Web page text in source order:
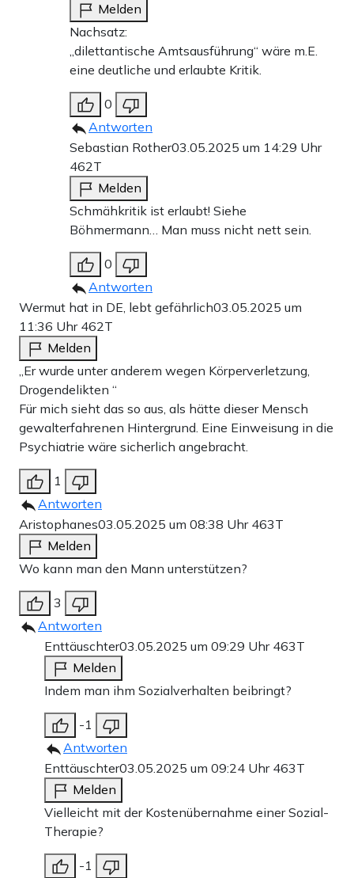
Melden
Nachsatz:
„dilettantische Amtsausführung“ wäre m.E.
eine deutliche und erlaubte Kritik.
0
Antworten
Sebastian Rother03.05.2025 um 14:29 Uhr
462T
Melden
Schmähkritik ist erlaubt! Siehe
Böhmermann… Man muss nicht nett sein.
0
Antworten
Wermut hat in DE, lebt gefährlich03.05.2025 um
11:36 Uhr 462T
Melden
„Er wurde unter anderem wegen Körperverletzung,
Drogendelikten “
Für mich sieht das so aus, als hätte dieser Mensch
gewalterfahrenen Hintergrund. Eine Einweisung in die
Psychiatrie wäre sicherlich angebracht.
1
Antworten
Aristophanes03.05.2025 um 08:38 Uhr 463T
Melden
Wo kann man den Mann unterstützen?
3
Antworten
Enttäuschter03.05.2025 um 09:29 Uhr 463T
Melden
Indem man ihm Sozialverhalten beibringt?
-1
Antworten
Enttäuschter03.05.2025 um 09:24 Uhr 463T
Melden
Vielleicht mit der Kostenübernahme einer Sozial-
Therapie?
-1